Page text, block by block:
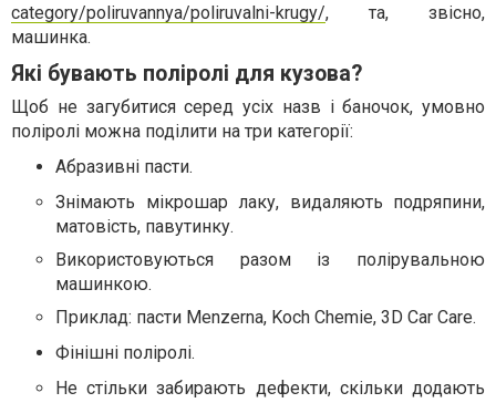
category/poliruvannya/poliruvalni-krugy/, та, звісно,
машинка.
Які бувають поліролі для кузова?
Щоб не загубитися серед усіх назв і баночок, умовно
поліролі можна поділити на три категорії:
Абразивні пасти.
Знімають мікрошар лаку, видаляють подряпини,
матовість, павутинку.
Використовуються разом із полірувальною
машинкою.
Приклад: пасти Menzerna, Koch Chemie, 3D Car Care.
Фінішні поліролі.
Не стільки забирають дефекти, скільки додають